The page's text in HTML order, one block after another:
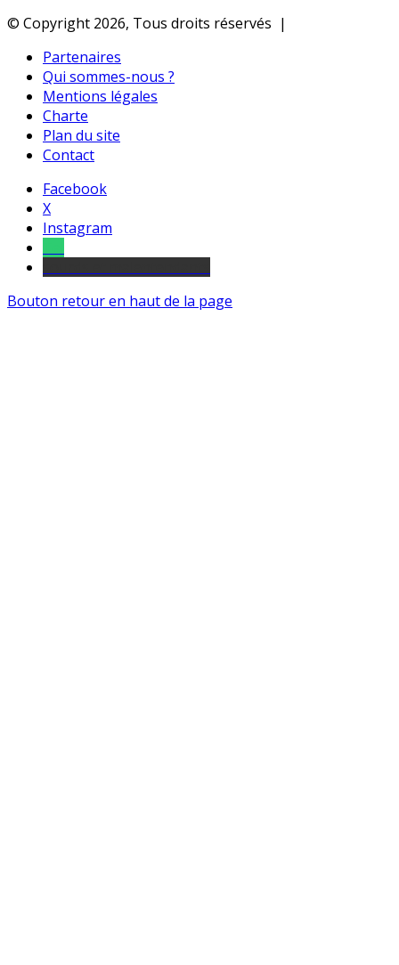
© Copyright 2026, Tous droits réservés |
Partenaires
Qui sommes-nous ?
Mentions légales
Charte
Plan du site
Contact
Facebook
X
Instagram
Bouton retour en haut de la page